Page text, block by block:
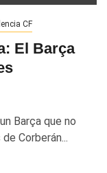
CF
El Barça
Barça que no
Corberán...